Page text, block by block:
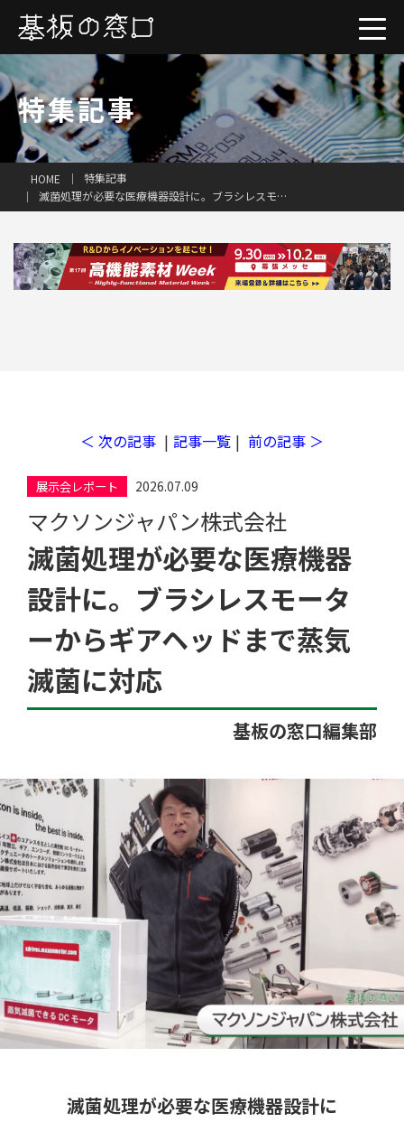
工場検索
クチコミ
特集記事
HOME
特集記事
滅菌処理が必要な医療機器設計に。ブラシレスモーターからギアヘッドまで蒸気滅菌に対応
＜ 次の記事 | 記事一覧 | 前の記事 ＞
展示会レポート 2026.07.09
マクソンジャパン株式会社
滅菌処理が必要な医療機器
設計に。ブラシレスモータ
ーからギアヘッドまで蒸気
滅菌に対応
基板の窓口編集部
滅菌処理が必要な医療機器設計に